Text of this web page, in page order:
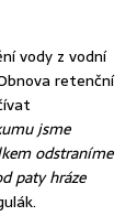
vody z vodní
retenční
jsme
odstraníme
paty hráze